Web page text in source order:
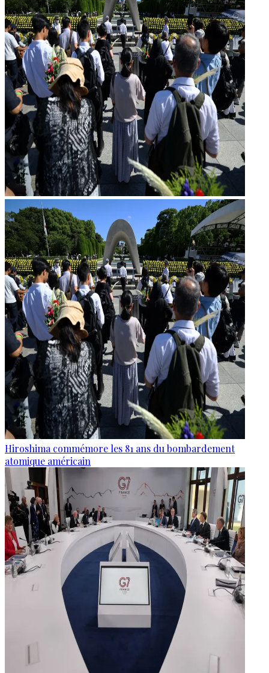
Hiroshima commémore les 81 ans du bombardement
atomique américain